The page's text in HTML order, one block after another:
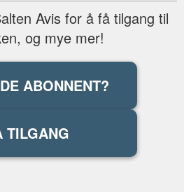
Avis for å få tilgang til
og mye mer!
ABONNENT?
TILGANG